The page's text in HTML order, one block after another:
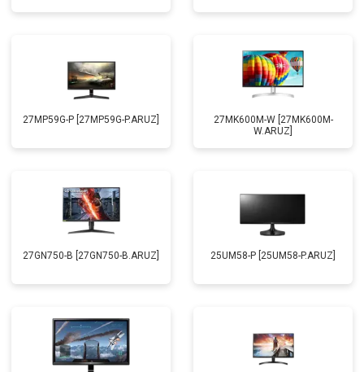
27MP59G-P [27MP59G-P.ARUZ]
27MK600M-W [27MK600M-
W.ARUZ]
27GN750-B [27GN750-B.ARUZ] 25UM58-P [25UM58-P.ARUZ]